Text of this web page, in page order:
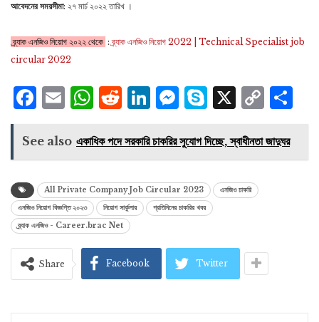
আবেদনের সময়সীমা: ২৭ মার্চ ২০২২ তারিখ ।
ব্র্যাক এনজিও নিয়োগ ২০২২ থেকে :ব্র্যাক এনজিও নিয়োগ 2022 | Technical Specialist job
circular 2022
Facebook
Email
WhatsApp
Reddit
LinkedIn
Messenger
Skype
X
See also একাধিক পদে সরকারি চাকরির সুযোগ দিচ্ছে, স্বাধীনতা জাদুঘর
All Private Company Job Circular 2023
এনজিও চাকরি
এনজিও নিয়োগ বিজ্ঞপ্তি ২০২৩
নিয়োগ সার্কুলার
প্রতিদিনের চাকরির খবর
ব্র্যাক এনজিও - Career.brac Net
Share Facebook Twitter